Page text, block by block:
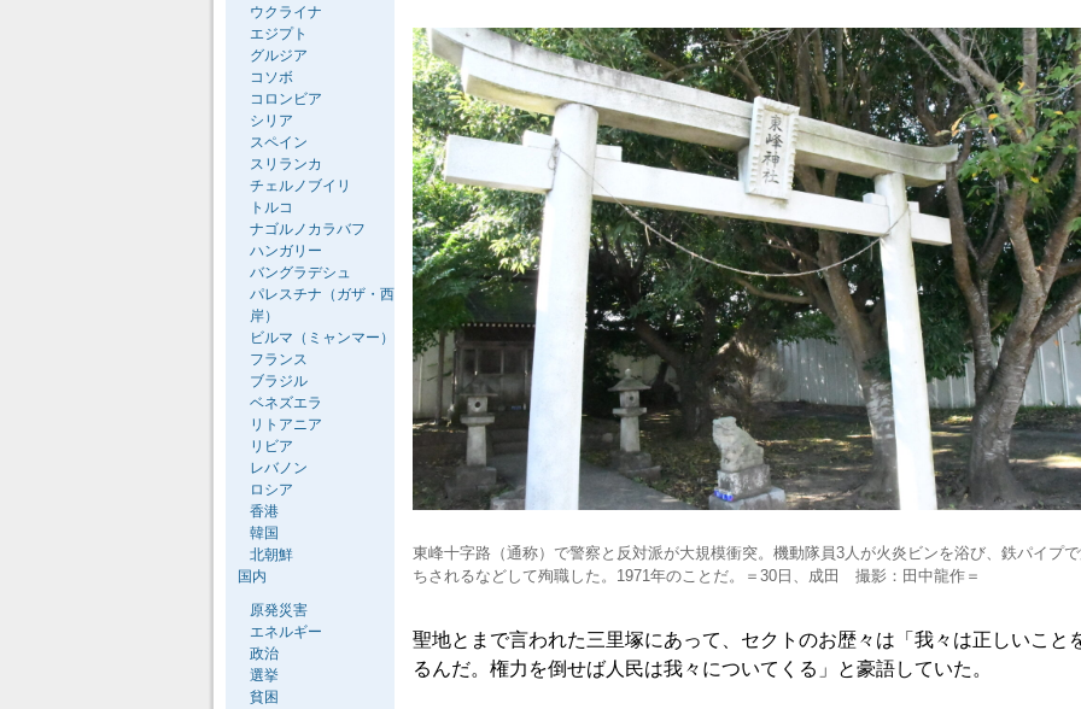
東峰十字路（通称）で警察と反対派が大規模衝突。機動隊員3人が火炎ビンを浴び、鉄パイプ
ちされるなどして殉職した。1971年のことだ。＝30日、成田 撮影：田中龍作＝
聖地とまで言われた三里塚にあって、セクトのお歴々は「我々は正しいこと
るんだ。権力を倒せば人民は我々についてくる」と豪語していた。
ウクライナ
エジプト
グルジア
コソボ
コロンビア
シリア
スペイン
スリランカ
チェルノブイリ
トルコ
ナゴルノカラバフ
ハンガリー
バングラデシュ
パレスチナ（ガザ・西
岸）
ビルマ（ミャンマー）
フランス
ブラジル
ベネズエラ
リトアニア
リビア
レバノン
ロシア
香港
韓国
北朝鮮
国内
原発災害
エネルギー
政治
選挙
貧困